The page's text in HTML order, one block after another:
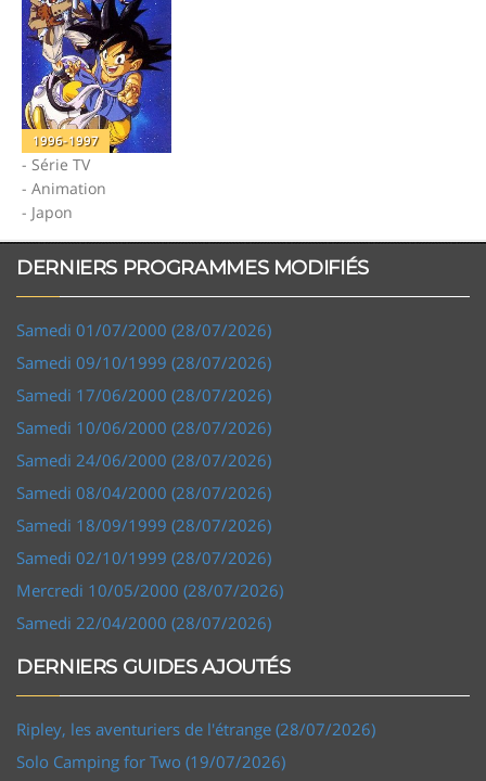
1996-1997
- Série TV
- Animation
- Japon
DERNIERS PROGRAMMES MODIFIÉS
Samedi 01/07/2000 (28/07/2026)
Samedi 09/10/1999 (28/07/2026)
Samedi 17/06/2000 (28/07/2026)
Samedi 10/06/2000 (28/07/2026)
Samedi 24/06/2000 (28/07/2026)
Samedi 08/04/2000 (28/07/2026)
Samedi 18/09/1999 (28/07/2026)
Samedi 02/10/1999 (28/07/2026)
Mercredi 10/05/2000 (28/07/2026)
Samedi 22/04/2000 (28/07/2026)
DERNIERS GUIDES AJOUTÉS
Ripley, les aventuriers de l'étrange (28/07/2026)
Solo Camping for Two (19/07/2026)